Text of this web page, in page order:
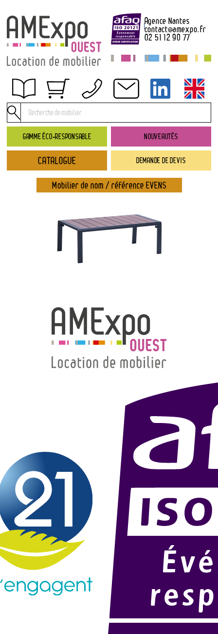
GAMME ÉCO-RESPONSABLE NOUVEAUTÉS
DEMANDE DE DEVIS
Agence Nantes
contact@amexpo.fr
02 51 12 90 77
Obtenir un devis
Conditions générales de location
Conditions de règlement
Contact
Catalogue
→ Nouveautés
→ Gamme éco-responsable
→ Types de mobilier
→ Noms / Références
CATALOGUE
Mobilier de nom / référence EVENS